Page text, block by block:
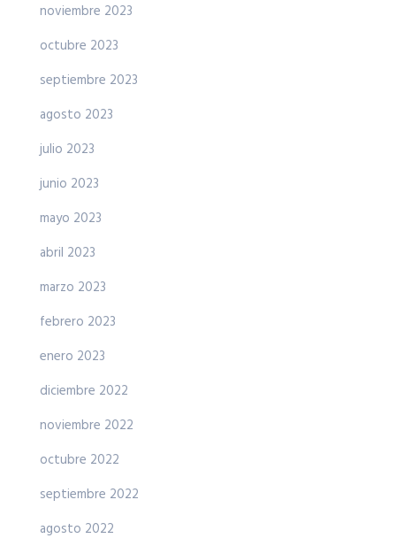
noviembre 2023
octubre 2023
septiembre 2023
agosto 2023
julio 2023
junio 2023
mayo 2023
abril 2023
marzo 2023
febrero 2023
enero 2023
diciembre 2022
noviembre 2022
octubre 2022
septiembre 2022
agosto 2022